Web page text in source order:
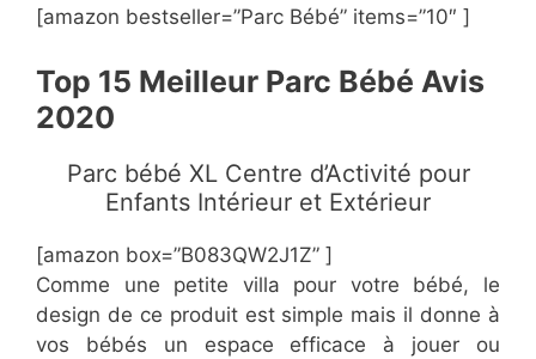
[amazon bestseller=”Parc Bébé” items=”10″ ]
Top 15 Meilleur Parc Bébé Avis
2020
Parc bébé XL Centre d’Activité pour
Enfants Intérieur et Extérieur
[amazon box=”B083QW2J1Z” ]
Comme une petite villa pour votre bébé, le
design de ce produit est simple mais il donne à
vos bébés un espace efficace à jouer ou